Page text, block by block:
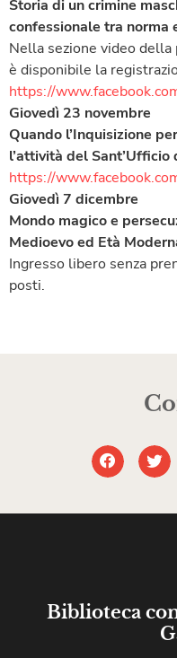
Storia di un crimine
confessionale tra norma
Nella sezione video della
è disponibile la
https://
Giovedì 23 novembre
Quando l’Inquisizione
l’attività del
https://
Giovedì 7 dicembre
Mondo magico e
Medioevo ed Età
Ingresso libero senza
posti.
Biblioteca